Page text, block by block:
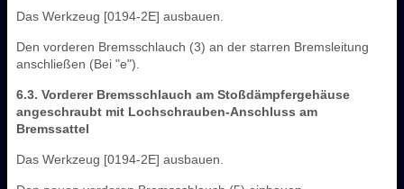
Das Werkzeug [0194-2E] ausbauen.
Den vorderen Bremsschlauch (3) an der starren Bremsleitung
anschließen (Bei "e").
6.3. Vorderer Bremsschlauch am Stoßdämpfergehäuse
angeschraubt mit Lochschrauben-Anschluss am
Bremssattel
Das Werkzeug [0194-2E] ausbauen.